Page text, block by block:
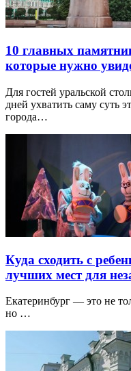
10 главных
которые нужно
Для гостей уральской
дней ухватить саму суть
города…
Куда сходить с
лучших мест для
Екатеринбург — это не
но …